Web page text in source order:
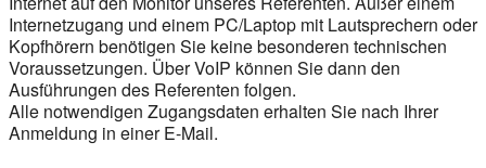
Internetzugang und einem PC/Laptop mit Lautsprechern oder
Kopfhörern benötigen Sie keine besonderen technischen
Voraussetzungen. Über VoIP können Sie dann den
Ausführungen des Referenten folgen.
Alle notwendigen Zugangsdaten erhalten Sie nach Ihrer
Anmeldung in einer E-Mail.